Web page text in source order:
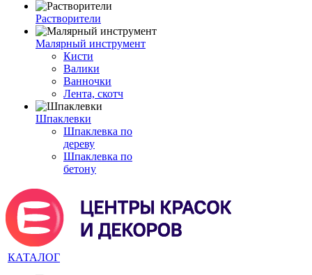
Растворители
Малярный инструмент
Кисти
Валики
Ванночки
Лента, скотч
Шпаклевки
Шпаклевка по
дереву
Шпаклевка по
бетону
КАТАЛОГ